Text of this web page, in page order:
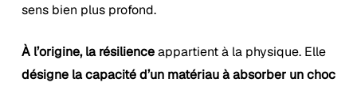
sens bien plus profond.
À l’origine, la résilienceappartient à la physique. Elle
désigne la capacité d’un matériau à absorber un choc